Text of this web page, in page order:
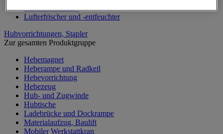
Lufterfrischer und -entfeuchter
Hubvorrichtungen, Stapler
Zur gesamten Produktgruppe
Hebemagnet
Heberampe und Radkeil
Hebevorrichtung
Hebezeug
Hub- und Zugwinde
Hubtische
Ladebrücke und Dockrampe
Materialaufzug, Baulift
Mobiler Werkstattkran